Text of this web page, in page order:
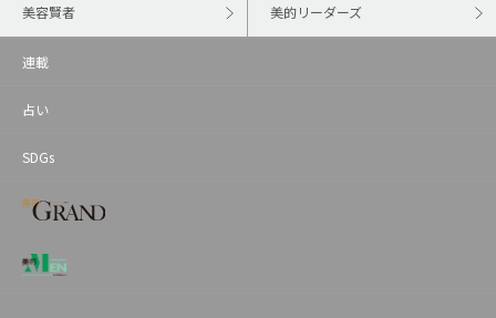
美容賢者 美的リーダーズ
連載
占い
SDGs